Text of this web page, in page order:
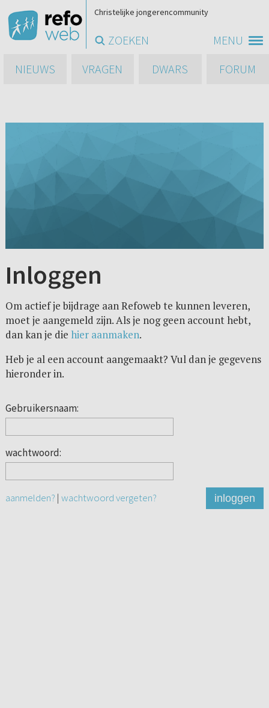
MENU
Christelijke jongerencommunity
ZOEKEN
NIEUWS
VRAGEN DWARS FORUM
Inloggen
Om actief je bijdrage aan Refoweb te kunnen leveren,
moet je aangemeld zijn. Als je nog geen account hebt,
dan kan je die hier aanmaken.
Heb je al een account aangemaakt? Vul dan je gegevens
hieronder in.
Gebruikersnaam:
wachtwoord:
aanmelden? | wachtwoord vergeten? inloggen